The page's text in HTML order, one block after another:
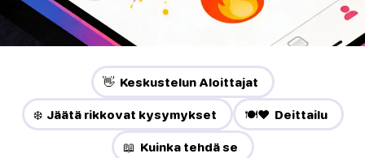
👋 Keskustelun Aloittajat
❄️ Jäätä rikkovat kysymykset 🍽️❤️ Deittailu
📖 Kuinka tehdä se